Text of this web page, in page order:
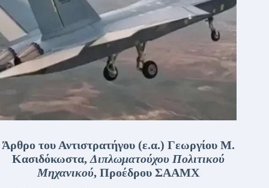
Άρθρο του Αντιστρατήγου (ε.α.) Γεωργίου Μ.
Κασιδόκωστα,Διπλωματούχου Πολιτικού
Μηχανικού, Προέδρου ΣΑΑΜΧ